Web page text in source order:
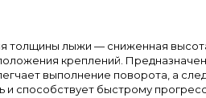
толщины лыжи — сниженная
креплений.
выполнение поворота, а
и способствует быстрому